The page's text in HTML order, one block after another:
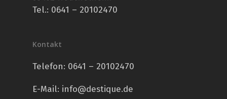
Tel.: 0641 – 20102470
Kontakt
Telefon: 0641 – 20102470
E-Mail: info@destique.de